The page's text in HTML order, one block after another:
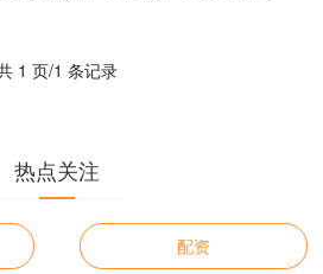
1 页/1 条记录
热点关注
配资